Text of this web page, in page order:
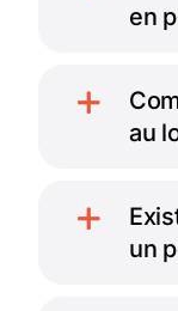
en
au
un